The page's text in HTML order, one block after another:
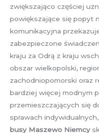
zwiększająco częściej
powiększające się popyt
komunikacyjna
zabezpieczone
kraju za Odrą z kraju
obszar wielkopolski,
zachodniopomorski oraz
bardziej więcej modnym
przemieszczających się
sprawach
busy Maszewo Niemcy